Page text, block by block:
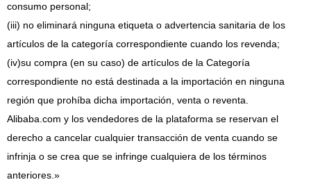
consumo personal;
(iii) no eliminará ninguna etiqueta o advertencia sanitaria de los
artículos de la categoría correspondiente cuando los revenda;
(iv)su compra (en su caso) de artículos de la Categoría
correspondiente no está destinada a la importación en ninguna
región que prohíba dicha importación, venta o reventa.
Alibaba.com y los vendedores de la plataforma se reservan el
derecho a cancelar cualquier transacción de venta cuando se
infrinja o se crea que se infringe cualquiera de los términos
anteriores.»